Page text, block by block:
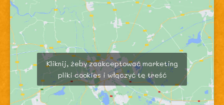
Kliknij, żeby zaakceptować marketing
pliki cookies i włączyć tę treść